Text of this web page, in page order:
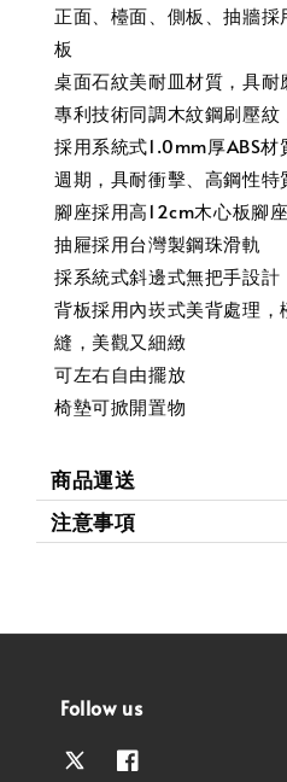
正面、檯面、側板、抽牆
板
桌面石紋美耐皿材質，具耐
專利技術同調木紋鋼刷壓紋
採用系統式1.0mm厚ABS
週期，具耐衝擊、高鋼性特
腳座採用高12cm木心板腳座
抽屜採用台灣製鋼珠滑軌
採系統式斜邊式無把手設計
背板採用內崁式美背處理
縫，美觀又細緻
可左右自由擺放
椅墊可掀開置物
商品運送
注意事項
Follow us